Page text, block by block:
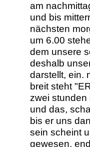
am
und bis
nächsten
um 6.00
dem unsere
deshalb
darstellt, ein.
breit steht
zwei stunden
und das,
bis er uns
sein scheint
gewesen.